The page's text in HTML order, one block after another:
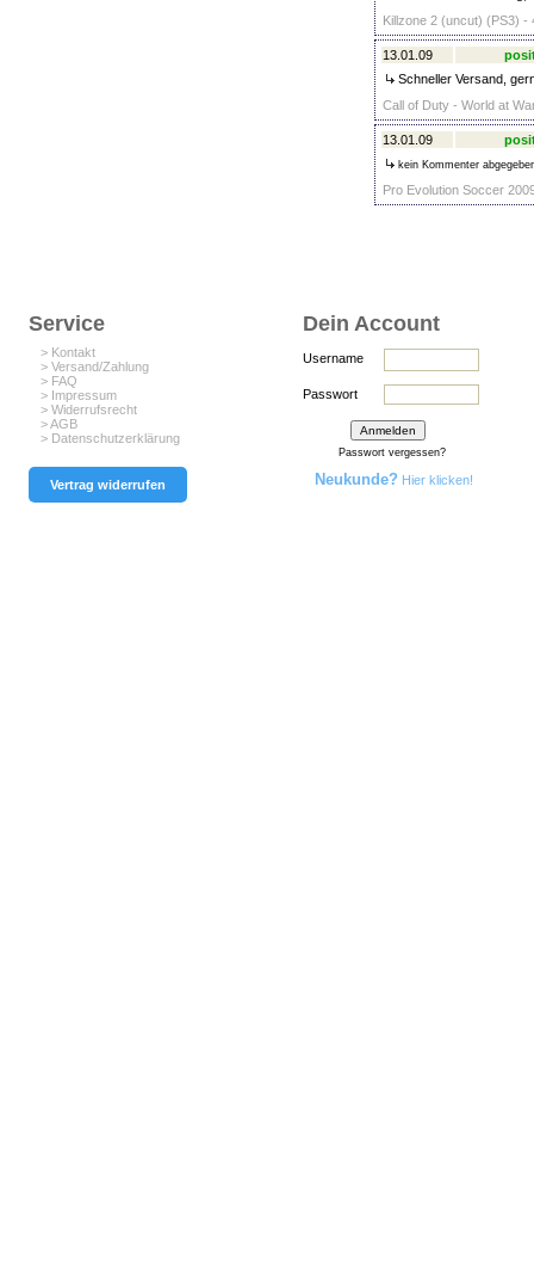
Killzone 2 (uncut) (PS3) -
13.01.09
Schneller Versand,
Call of Duty - World at
13.01.09
kein Kommenter
Pro Evolution Soccer
Service
> Kontakt
> Versand/Zahlung
> FAQ
> Impressum
> Widerrufsrecht
> AGB
> Datenschutzerklärung
Vertrag widerrufen
Dein Account
Username
Passwort
Passwort vergessen?
Neukunde? Hier klicken!